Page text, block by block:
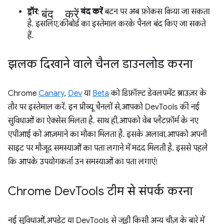
ड्रॉर:बंद करें बंद करेंबटन पर अब फ़ोकस किया जा सकता
है. इसलिए, कीबोर्ड का इस्तेमाल करके पैनल बंद किए जा सकते
हैं.
झलक दिखाने वाले चैनल डाउनलोड करना
Chrome Canary, Devया Beta को डिफ़ॉल्ट डेवलपमेंट ब्राउज़र के
तौर पर इस्तेमाल करें. इन प्रीव्यू चैनलों से, आपको DevTools की नई
सुविधाओं का ऐक्सेस मिलता है. साथ ही, आपको वेब प्लैटफ़ॉर्म के नए
एपीआई को आज़माने का मौका मिलता है. इसके अलावा, आपको अपनी
साइट पर मौजूद समस्याओं का पता लगाने में मदद मिलती है. इससे पहले
कि आपके उपयोगकर्ता उन समस्याओं का पता लगाएं!
Chrome DevTools टीम से संपर्क करना
नई सुविधाओं, अपडेट या DevTools से जुड़ी किसी अन्य चीज़ के बारे में